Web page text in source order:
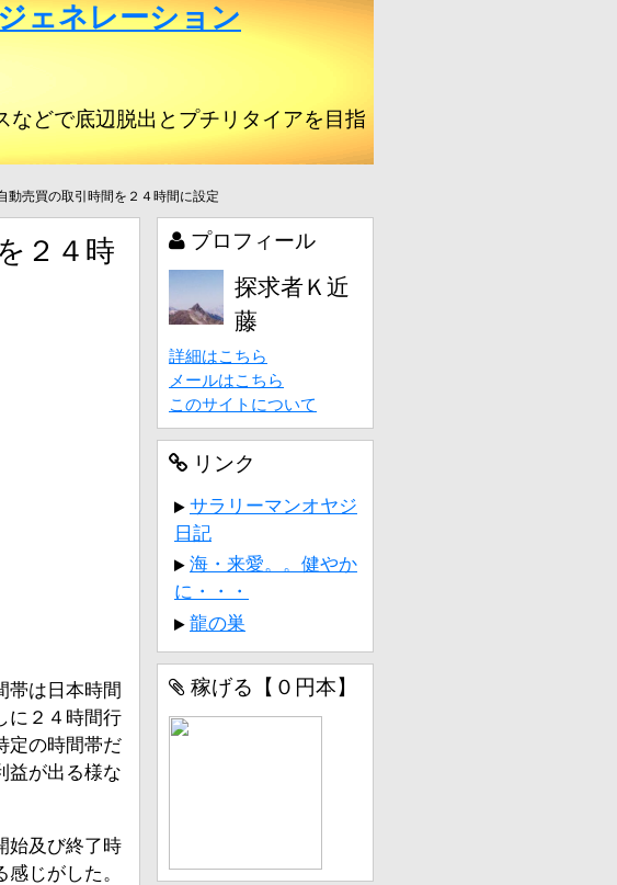
ェネレーション
などで底辺脱出とプチリタイアを目指
動売買の取引時間を２４時間に設定
２４時
帯は日本時間
に２４時間行
定の時間帯だ
益が出る様な
始及び終了時
じがした。
プロフィール
探求者Ｋ近
藤
詳細はこちら
メールはこちら
このサイトについて
リンク
サラリーマンオヤジ
日記
海・来愛。。健やか
に・・・
龍の巣
稼げる【０円本】